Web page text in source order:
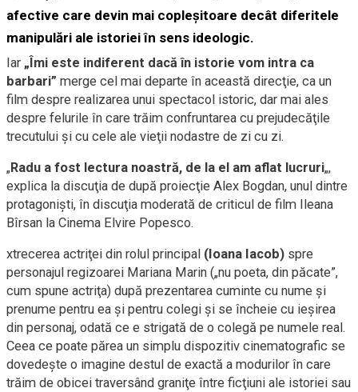
afective care devin mai copleşitoare decât diferitele
manipulări ale istoriei în sens ideologic.
Iar „Îmi este indiferent dacă în istorie vom intra ca
barbari” merge cel mai departe în această direcţie, ca un
film despre realizarea unui spectacol istoric, dar mai ales
despre felurile în care trăim confruntarea cu prejudecăţile
trecutului şi cu cele ale vieţii nodastre de zi cu zi.
„Radu a fost lectura noastră, de la el am aflat lucruri„,
explica la discuţia de după proiecţie Alex Bogdan, unul dintre
protagonişti, în discuţia moderată de criticul de film Ileana
Bîrsan la Cinema Elvire Popesco.
xtrecerea actriţei din rolul principal (Ioana Iacob) spre
personajul regizoarei Mariana Marin („nu poeta, din păcate”,
cum spune actriţa) după prezentarea cuminte cu nume şi
prenume pentru ea şi pentru colegi şi se încheie cu ieşirea
din personaj, odată ce e strigată de o colegă pe numele real.
Ceea ce poate părea un simplu dispozitiv cinematografic se
dovedeşte o imagine destul de exactă a modurilor în care
trăim de obicei traversând graniţe între ficţiuni ale istoriei sau